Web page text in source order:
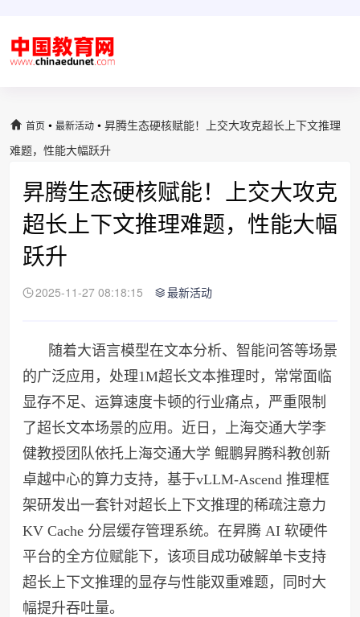
首页 • 最新活动 • 昇腾生态硬核赋能！上交大攻克超长上下文推理
难题，性能大幅跃升
昇腾生态硬核赋能！上交大攻克
超长上下文推理难题，性能大幅
跃升
2025-11-27 08:18:15 最新活动
随着大语言模型在文本分析、智能问答等场景
的广泛应用，处理1M超长文本推理时，常常面临
显存不足、运算速度卡顿的行业痛点，严重限制
了超长文本场景的应用。近日，上海交通大学李
健教授团队依托上海交通大学 鲲鹏昇腾科教创新
卓越中心的算力支持，基于vLLM-Ascend 推理框
架研发出一套针对超长上下文推理的稀疏注意力
KV Cache 分层缓存管理系统。在昇腾 AI 软硬件
平台的全方位赋能下，该项目成功破解单卡支持
超长上下文推理的显存与性能双重难题，同时大
幅提升吞吐量。